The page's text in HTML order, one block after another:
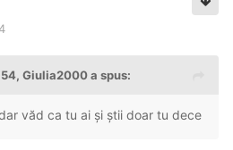
Giulia2000a spus:
văd ca tu ai și știi doar tu dece